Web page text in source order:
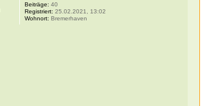
Beiträge: 40
Registriert: 25.02.2021, 13:02
Wohnort: Bremerhaven